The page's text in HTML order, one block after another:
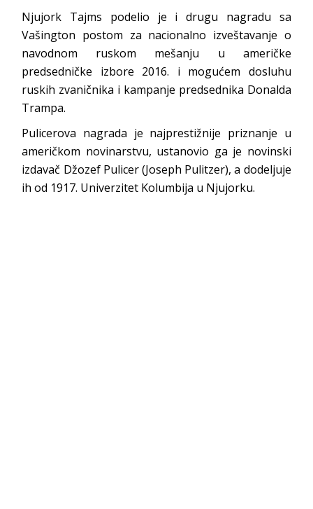
Njujork Tajms podelio je i drugu nagradu sa
Vašington postom za nacionalno izveštavanje o
navodnom ruskom mešanju u američke
predsedničke izbore 2016. i mogućem dosluhu
ruskih zvaničnika i kampanje predsednika Donalda
Trampa.
Pulicerova nagrada je najprestižnije priznanje u
američkom novinarstvu, ustanovio ga je novinski
izdavač Džozef Pulicer (Joseph Pulitzer), a dodeljuje
ih od 1917. Univerzitet Kolumbija u Njujorku.